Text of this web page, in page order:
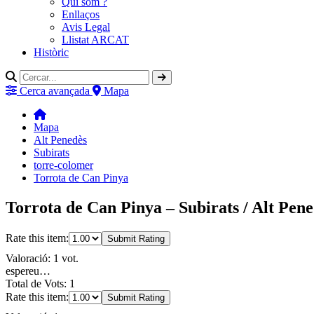
Enllaços
Avis Legal
Llistat ARCAT
Històric
Cerca avançada Mapa
Mapa
Alt Penedès
Subirats
torre-colomer
Torrota de Can Pinya
Torrota de Can Pinya – Subirats / Alt
Rate this item: Submit Rating
Valoració: 1 vot.
espereu…
Total de Vots: 1
Rate this item:
Submit Rating